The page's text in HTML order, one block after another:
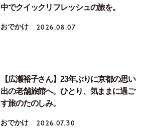
中でクイックリフレッシュの旅を。
おでかけ 2026.08.07
【広瀬裕子さん】23年ぶりに京都の思い
出の老舗旅館へ。ひとり、気ままに過ご
す旅のたのしみ。
おでかけ 2026.07.30